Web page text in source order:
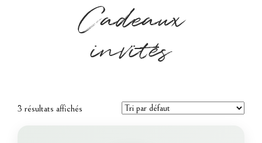
Cadeaux
invités
3 résultats affichés